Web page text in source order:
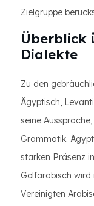
Zielgruppe
Überblick
Dialekte
Zu den
Ägyptisch,
seine
Grammatik.
starken Präsenz
Golfarabisch wird
Vereinigten